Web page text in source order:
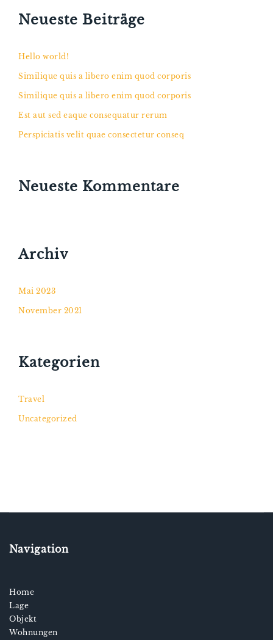
Neueste Beiträge
Hello world!
Similique quis a libero enim quod corporis
Similique quis a libero enim quod corporis
Est aut sed eaque consequatur rerum
Perspiciatis velit quae consectetur conseq
Neueste Kommentare
Archiv
Mai 2023
November 2021
Kategorien
Travel
Uncategorized
Navigation
Home
Lage
Objekt
Wohnungen